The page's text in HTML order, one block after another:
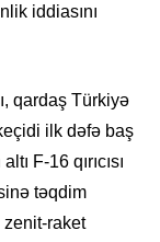
iddiasını
qardaş Türkiyə
ilk dəfə baş
F-16 qırıcısı
təqdim
zenit-raket